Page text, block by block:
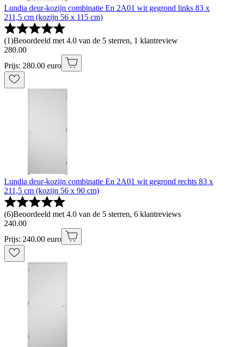
Lundia deur-kozijn combinatie En 2A01 wit gegrond links 83 x
211,5 cm (kozijn 56 x 115 cm)
(1)Beoordeeld met 4.0 van de 5 sterren, 1 klantreview
280.00
Prijs: 280.00 euro
Lundia deur-kozijn combinatie En 2A01 wit gegrond rechts 83 x
211,5 cm (kozijn 56 x 90 cm)
(6)Beoordeeld met 4.0 van de 5 sterren, 6 klantreviews
240.00
Prijs: 240.00 euro